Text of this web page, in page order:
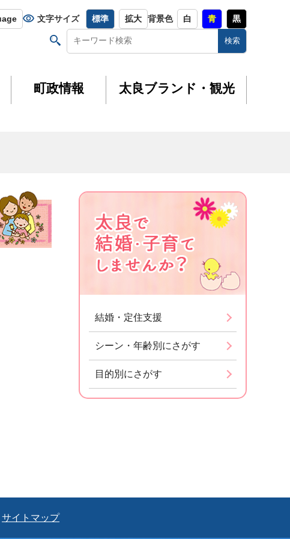
文字サイズ 標準 拡大 背景色 白 青 黒
町政情報 太良ブランド・観光
結婚・定住支援
シーン・年齢別にさがす
目的別にさがす
サイトマップ